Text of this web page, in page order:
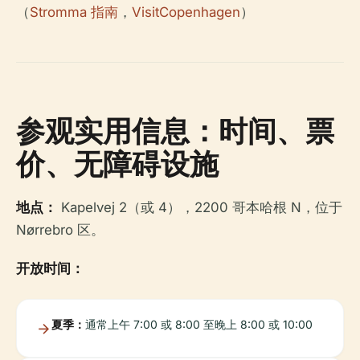
（Stromma 指南 ， VisitCopenhagen）
参观实用信息：时间、票
价、无障碍设施
地点： Kapelvej 2（或 4），2200 哥本哈根 N，位于
Nørrebro 区。
开放时间：
夏季： 通常上午 7:00 或 8:00 至晚上 8:00 或 10:00